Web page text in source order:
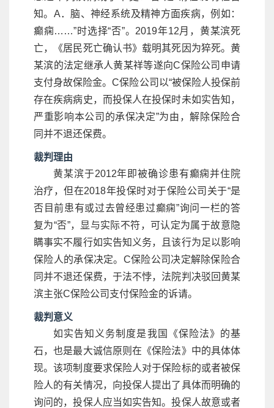
知。A．脑、神经系统及精神方面疾病，例如：
癫痫……”时选择“否”。2019年12月，黄某滨死
亡，《居民死亡确认书》载明其死因为猝死。黄
某滨的法定继承人黄某祥等遂向C保险公司申请
支付身故保险金。C保险公司以“被保险人投保前
存在疾病病史，而投保人在投保时未如实告知，
严重影响本公司的承保决定”为由，解除保险合
同并不退还保费。
裁判理由
黄某滨于2012年即被确诊患有癫痫并住院
治疗，但在2018年投保时对于保险公司关于“是
否目前患有或过去曾经患过癫痫”询问一栏的答
复为“否”，显与实际不符，可认定为属于故意隐
瞒事实不履行如实告知义务，且该行为足以影响
保险人的承保决定。C保险公司决定解除保险合
同并不退还保费，于法不悖，法院判决驳回黄某
滨主张C保险公司支付保险金的诉请。
裁判意义
如实告知义务制度是我国《保险法》的基
石，也是最大诚信原则在《保险法》中的具体体
现。该项制度要求保险人对于保险标的或者被保
险人的有关情况，向投保人提出了具体而明确的
询问的，投保人应当如实告知。投保人故意或者